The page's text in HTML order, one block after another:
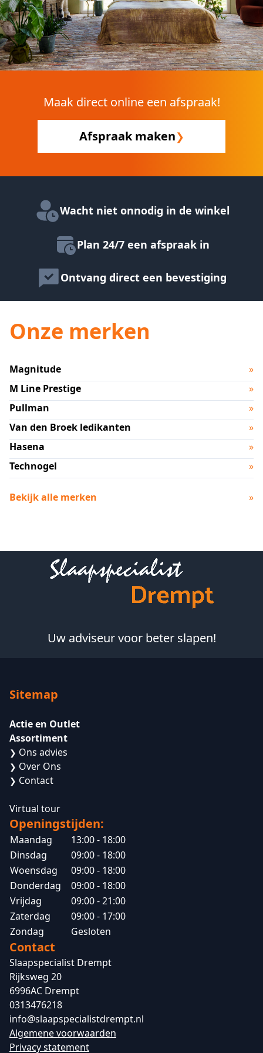
Maak direct online een afspraak!
Afspraak maken❯
Wacht niet onnodig in de winkel
Plan 24/7 een afspraak in
Ontvang direct een bevestiging
Onze merken
Magnitude
»
M Line Prestige
»
Pullman
»
Van den Broek ledikanten
»
Hasena
»
Technogel
»
Bekijk alle merken »
Uw adviseur voor beter slapen!
Sitemap
Actie en Outlet
Assortiment
❯ Ons advies
❯ Over Ons
❯ Contact
Virtual tour
Openingstijden:
Maandag
13:00 - 18:00
Dinsdag
09:00 - 18:00
Woensdag
09:00 - 18:00
Donderdag
09:00 - 18:00
Vrijdag
09:00 - 21:00
Zaterdag
09:00 - 17:00
Zondag
Gesloten
Contact
Slaapspecialist Drempt
Rijksweg 20
6996AC Drempt
0313476218
info@slaapspecialistdrempt.nl
Algemene voorwaarden
Privacy statement